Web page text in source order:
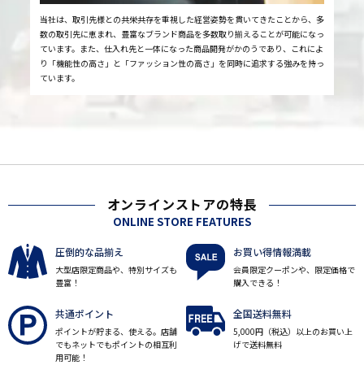
当社は、取引先様との共栄共存を重視した経営姿勢を貫いてきたことから、多
数の取引先に恵まれ、豊富なブランド商品を多数取り揃えることが可能になっ
ています。また、仕入れ先と一体になった商品開発がかのうであり、これによ
り「機能性の高さ」と「ファッション性の高さ」を同時に追求する強みを持っ
ています。
オンラインストアの特長
ONLINE STORE FEATURES
圧倒的な品揃え
大型店限定商品や、特別サイズも
豊富！
お買い得情報満載
会員限定クーポンや、限定価格で
購入できる！
共通ポイント
ポイントが貯まる、使える。店舗
でもネットでもポイントの相互利
用可能！
全国送料無料
5,000円（税込）以上のお買い上
げで送料無料